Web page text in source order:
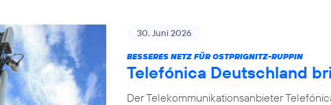
30. Juni 2026
BESSERES NETZ FÜR OSTPRIGNITZ-RUPPIN
Telefónica Deutschland
Der Telekommunikationsanbieter